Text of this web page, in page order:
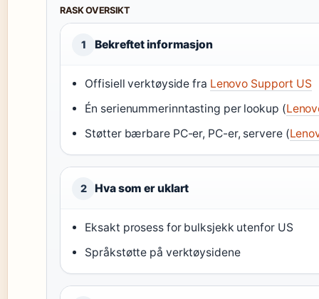
RASK OVERSIKT
1 Bekreftet informasjon
Offisiell verktøyside fra Lenovo Support US
Én serienummerinntasting per lookup (
Støtter bærbare PC-er, PC-er, servere (
2 Hva som er uklart
Eksakt prosess for bulksjekk utenfor US
Språkstøtte på verktøysidene